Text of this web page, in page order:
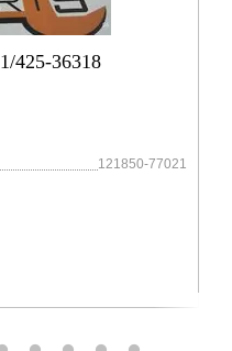
425-36318
121850-77021